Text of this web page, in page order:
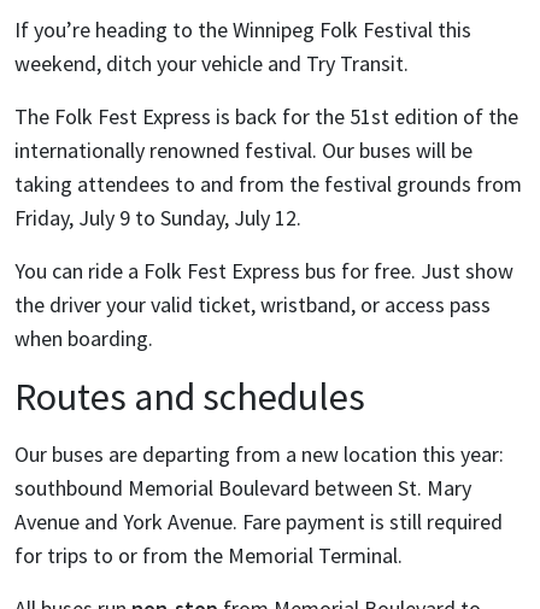
If you’re heading to the Winnipeg Folk Festival this
weekend, ditch your vehicle and Try Transit.
The Folk Fest Express is back for the 51st edition of the
internationally renowned festival. Our buses will be
taking attendees to and from the festival grounds from
Friday, July 9 to Sunday, July 12.
You can ride a Folk Fest Express bus for free. Just show
the driver your valid ticket, wristband, or access pass
when boarding.
Routes and schedules
Our buses are departing from a new location this year:
southbound Memorial Boulevard between St. Mary
Avenue and York Avenue. Fare payment is still required
for trips to or from the Memorial Terminal.